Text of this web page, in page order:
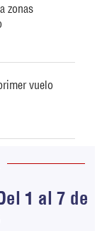
zonas
vuelo
1 al 7 de